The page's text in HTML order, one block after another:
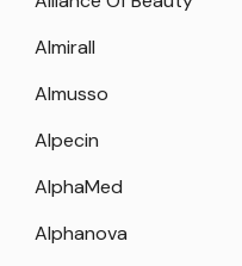
Almirall
Almusso
Alpecin
AlphaMed
Alphanova